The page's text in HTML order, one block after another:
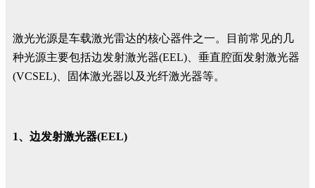
激光光源是车载激光雷达的核心器件之一。目前常见的几
种光源主要包括边发射激光器(EEL)、垂直腔面发射激光器
(VCSEL)、固体激光器以及光纤激光器等。
1、边发射激光器(EEL)